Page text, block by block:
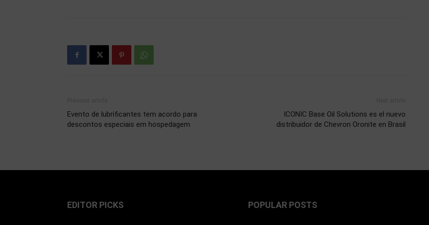
Evento de lubrificantes tem acordo para
descontos especiais em hospedagem
ICONIC Base Oil Solutions es el nuevo
distribuidor de Chevron Oronite en Brasil
EDITOR PICKS POPULAR POSTS